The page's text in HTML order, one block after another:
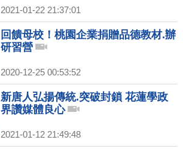
2021-01-22 21:37:01
回饋母校！桃園企業捐贈品德教材.辦
研習營
2020-12-25 00:53:52
新唐人弘揚傳統.突破封鎖 花蓮學政
界讚媒體良心
2021-01-12 21:49:48